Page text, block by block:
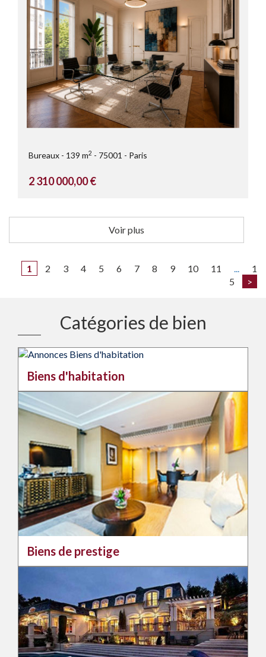
Bureaux 139 m2 75001 Paris
2 310 000,00 €
Voir plus
1 2 3 4 5 6 7 8 9 10 11 ...
1
5
>
Catégories de bien
Biens d'habitation
Biens de prestige